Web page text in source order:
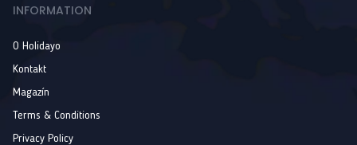
INFORMATION
O Holidayo
Kontakt
Magazín
Terms & Conditions
Privacy Policy